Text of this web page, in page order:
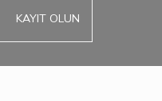
KAYIT OLUN